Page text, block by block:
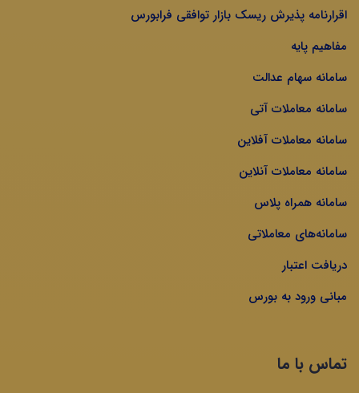
اقرارنامه پذیرش ریسک بازار توافقی فرابورس
مفاهیم پایه
سامانه سهام عدالت
سامانه معاملات آتی
سامانه معاملات آفلاین
سامانه معاملات آنلاین
سامانه همراه پلاس
سامانه‌های معاملاتی
دریافت اعتبار
مبانی ورود به بورس
تماس با ما